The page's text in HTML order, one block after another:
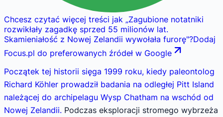
Chcesz czytać więcej treści jak „Zagubione notatniki
rozwikłały zagadkę sprzed 55 milionów lat.
Skamieniałość z Nowej Zelandii wywołała furorę"?Dodaj
Focus.pl do preferowanych źródeł w Google
Początek tej historii sięga 1999 roku, kiedy paleontolog
Richard Köhler prowadził badania na odległej Pitt Island
należącej do archipelagu Wysp Chatham na wschód od
Nowej Zelandii. Podczas eksploracji stromego wybrzeża